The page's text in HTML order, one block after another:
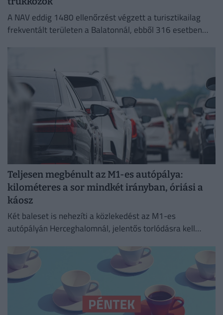
A NAV eddig 1480 ellenőrzést végzett a turisztikailag
frekventált területen a Balatonnál, ebből 316 esetben
Teljesen megbénult az M1-es autópálya:
kilométeres a sor mindkét irányban, óriási a
káosz
Két baleset is nehezíti a közlekedést az M1-es
autópályán Herceghalomnál, jelentős torlódásra kell